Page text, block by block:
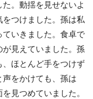
。動揺を見せないよ
をつけました。孫は私
ていきました。食卓で
見えていました。孫
ほとんど手をつけず
をかけても、孫は
見つめていました。